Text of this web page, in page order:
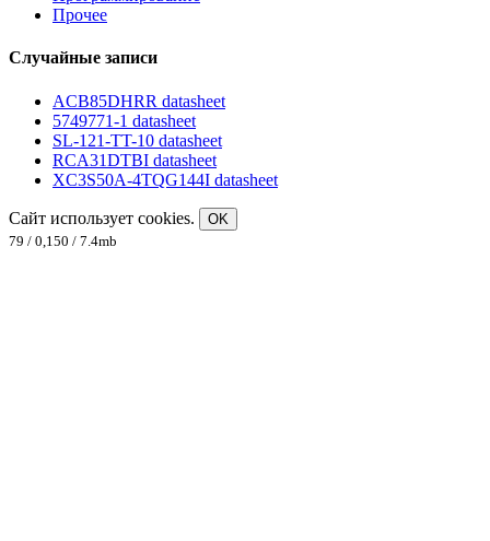
Прочее
Случайные записи
ACB85DHRR datasheet
5749771-1 datasheet
SL-121-TT-10 datasheet
RCA31DTBI datasheet
XC3S50A-4TQG144I datasheet
Сайт использует cookies.
OK
79 / 0,150 / 7.4mb